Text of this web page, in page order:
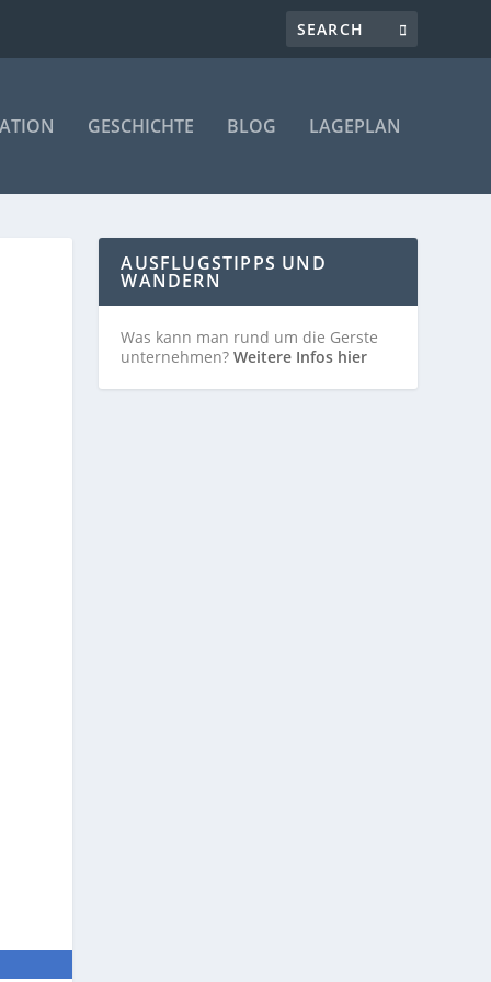
GESCHICHTE BLOG LAGEPLAN
AUSFLUGSTIPPS UND
WANDERN
Was kann man rund um die Gerste
unternehmen?Weitere Infos hier